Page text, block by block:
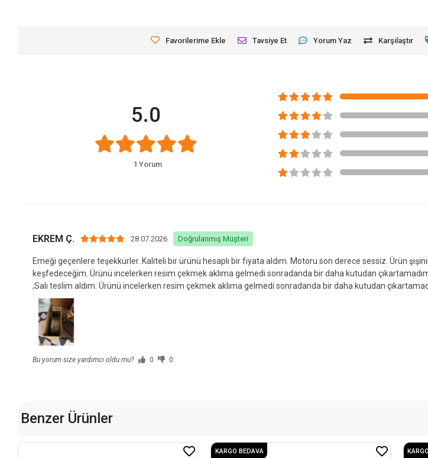
Favorilerime Ekle Tavsiye Et Yorum Yaz Karşılaştır
5.0
1 Yorum
EKREM Ç. 28.07.2026 Doğrulanmış Müşteri
Emeği geçenlere teşekkürler. Kaliteli bir ürünü hesaplı bir fiyata aldım. Motoru son derece sessiz. Ürün
keşfedeceğim. Ürünü incelerken resim çekmek aklıma gelmedi sonradanda bir daha kutudan
;Salı teslim aldım. Ürünü incelerken resim çekmek aklıma gelmedi sonradanda bir daha kutudan
Bu yorum size yardımcı oldu mu? 0 0
Benzer Ürünler
KARGO BEDAVA